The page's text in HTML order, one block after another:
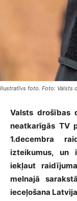
Ilustratīvs foto. Foto: Valsts
Valsts drošības
neatkarīgās TV
1.decembra
izteikumus, un
iekļaut
melnajā
ieceļošana